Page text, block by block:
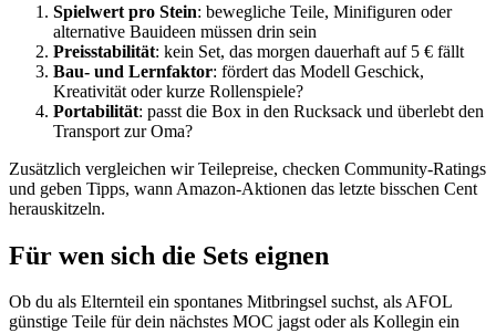
Spielwert pro Stein: bewegliche Teile, Minifiguren oder
alternative Bauideen müssen drin sein
Preisstabilität: kein Set, das morgen dauerhaft auf 5 € fällt
Bau- und Lernfaktor: fördert das Modell Geschick,
Kreativität oder kurze Rollenspiele?
Portabilität: passt die Box in den Rucksack und überlebt den
Transport zur Oma?
Zusätzlich vergleichen wir Teilepreise, checken Community-Ratings
und geben Tipps, wann Amazon-Aktionen das letzte bisschen Cent
herauskitzeln.
Für wen sich die Sets eignen
Ob du als Elternteil ein spontanes Mitbringsel suchst, als AFOL
günstige Teile für dein nächstes MOC jagst oder als Kollegin ein